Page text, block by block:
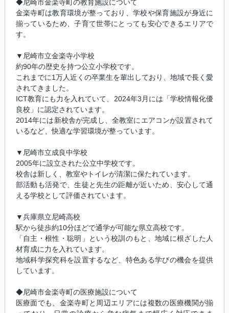
◆尼崎市金楽寺町の教育施設について
金楽寺町は教育環境が整っており、学校や保育施設が身近に
揃っているため、子育て世帯にとっても安心できるエリアで
す。
▼尼崎市立金楽寺小学校
約90年の歴史を持つ公立小学校です。
これまでに1万人近くの卒業生を輩出しており、地域で長く愛
されてきました。
ICT教育にも力を入れていて、2024年3月には「学校情報化優
良校」に認定されています。
2014年には新校舎が完成し、全教室にエアコンが設置されて
いるなど、快適な学習環境が整っています。
▼尼崎市立成良中学校
2005年に設立された公立中学校です。
校舎は新しく、教室やトイレが清潔に保たれています。
部活動も活発で、生徒と先生の距離が近いため、安心して通
える学校として評価されています。
▼兵庫県立尼崎高校
駅から徒歩約10分ほどで通学が可能な県立高校です。
「自主・根性・聡明」という校訓のもと、地域に根ざした人
材育成に力を入れています。
地域科学探究科を設置するなど、特色ある学びの機会を提供
しています。
◆尼崎市金楽寺町の医療施設について
医療面でも、金楽寺町と周辺エリアには複数の医療機関が揃